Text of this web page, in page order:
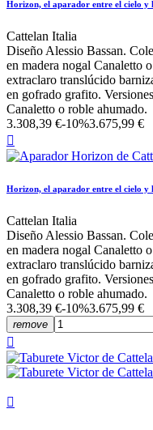
Horizon, el aparador entre el cielo y
Cattelan Italia
Diseño Alessio Bassan.
en madera nogal Canaletto
extraclaro translúcido
en gofrado grafito.
Canaletto o roble ahumado.
3.308,39 €-10%3.675,99 €

Horizon, el aparador entre el cielo y
Cattelan Italia
Diseño Alessio Bassan.
en madera nogal Canaletto
extraclaro translúcido
en gofrado grafito.
Canaletto o roble ahumado.
3.308,39 €-10%3.675,99 €
remove

